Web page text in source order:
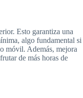
Esto garantiza una
algo fundamental si
móvil. Además, mejora
de más horas de